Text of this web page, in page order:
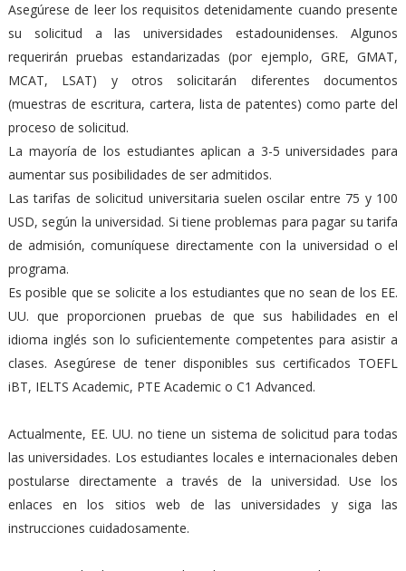
Asegúrese de leer los requisitos detenidamente cuando presente
su solicitud a las universidades estadounidenses. Algunos
requerirán pruebas estandarizadas (por ejemplo, GRE, GMAT,
MCAT, LSAT) y otros solicitarán diferentes documentos
(muestras de escritura, cartera, lista de patentes) como parte del
proceso de solicitud.
La mayoría de los estudiantes aplican a 3-5 universidades para
aumentar sus posibilidades de ser admitidos.
Las tarifas de solicitud universitaria suelen oscilar entre 75 y 100
USD, según la universidad. Si tiene problemas para pagar su tarifa
de admisión, comuníquese directamente con la universidad o el
programa.
Es posible que se solicite a los estudiantes que no sean de los EE.
UU. que proporcionen pruebas de que sus habilidades en el
idioma inglés son lo suficientemente competentes para asistir a
clases. Asegúrese de tener disponibles sus certificados TOEFL
iBT, IELTS Academic, PTE Academic o C1 Advanced.
Actualmente, EE. UU. no tiene un sistema de solicitud para todas
las universidades. Los estudiantes locales e internacionales deben
postularse directamente a través de la universidad. Use los
enlaces en los sitios web de las universidades y siga las
instrucciones cuidadosamente.